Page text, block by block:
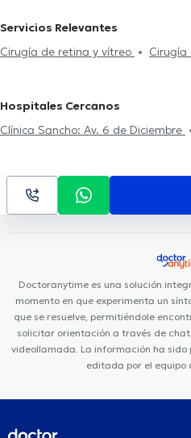
Servicios Relevantes
Cirugía de retina y vítreo
Hospitales Cercanos
Clínica Sancho: Av. 6 de Diciembre
Hospital Axxis Kenzen
Citimed
Mentalmed Clínica
Centro Quirúrgico Da
Hospital de los Valles
Vision UIO
Doctoranytime es una solución
momento en que experimenta un
que se resuelve, permitiéndole
solicitar orientación a través de
videollamada. La información ha sido
editada por el equipo